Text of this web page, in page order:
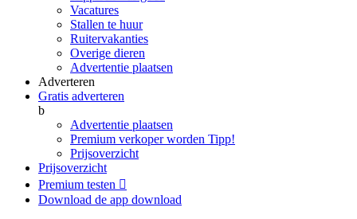
Vacatures
Stallen te huur
Ruitervakanties
Overige dieren
Advertentie plaatsen
Adverteren
Gratis adverteren
b
Advertentie plaatsen
Premium verkoper worden Tipp!
Prijsoverzicht
Prijsoverzicht
Premium testen 
Download de app download